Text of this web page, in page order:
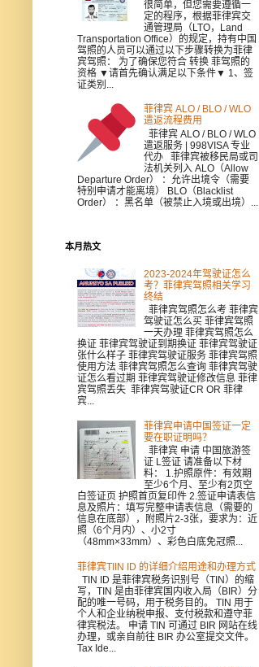
很简单，但您需要遵循一
定的程序，根据菲律宾交
通管理局（LTO，Land
Transportation Office）的规定，持有中国
驾照的人员可以通过以下步骤转换为菲律
宾驾照： 为了确保您符合 转换 菲驾照的
资格 ▼请首先确认满足以下条件▼ 1、签
证类别...
菲律宾 ALO / BLO / WLO
遣返流程费用
菲律宾 ALO / BLO / WLO
遣返服务 | 998VISA 专业
代办 菲律宾被移民局或司
法机关列入 ALO（Allow
Departure Order） ：允许出境令（需要
特别申请才能离境） BLO（Blacklist
Order） ：黑名单（被禁止入境或出境）...
本月热文
2023-2024年驾驶证怎么
考？菲律宾驾照相关学习
终结
菲律宾驾照怎么考 菲律宾
驾驶证怎么买 菲律宾驾照
一天办理 菲律宾驾照怎么
换证 菲律宾驾驶证到期换证 菲律宾驾驶证
张什么样子 菲律宾驾驶证服务 菲律宾驾照
使用方法 菲律宾驾照怎么查询 菲律宾驾驶
证怎么看过期 菲律宾驾驶证修改信息 菲律
宾驾照丢失 菲律宾驾驶证CR OR 菲律
宾...
菲律宾申请中国签证一定
要在职证明吗？
菲律宾 申请 中国旅游签
证 L签证 请准备以下材
料： 1.护照原件：有效期
至少6个月、至少有2页空
白签证页 护照首页复印件 2.签证申请表信
息及照片：填写完整申请表信息（需要的
信息在底部），附照片2-3张，要求为：近
照（6个月内）、小2寸
（48mm×33mm）、彩色白底免冠照...
菲律宾TIIN ID 的详细介绍用途和办理方式
TIN ID 是菲律宾税务识别号（TIN）的缩
写，TIN 是由菲律宾国内收入局（BIR）分
配的唯一号码，用于税务目的。 TIN 用于
个人和企业纳税申报、支付税款和遵守菲
律宾税法。 申请 TIN 可通过 BIR 网站在线
办理，或亲自前往 BIR 办公室提交文件。
Tax Ide...